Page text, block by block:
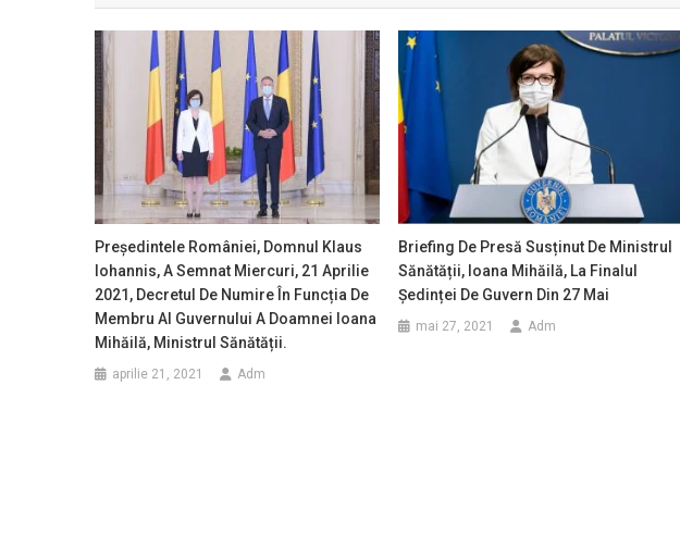
Președintele României, Domnul Klaus
Iohannis, A Semnat Miercuri, 21 Aprilie
2021, Decretul De Numire În Funcția De
Membru Al Guvernului A Doamnei Ioana
Mihăilă, Ministrul Sănătății.
aprilie 21, 2021 Adm
Briefing De Presă Susținut De Ministrul
Sănătății, Ioana Mihăilă, La Finalul
Ședinței De Guvern Din 27 Mai
mai 27, 2021 Adm